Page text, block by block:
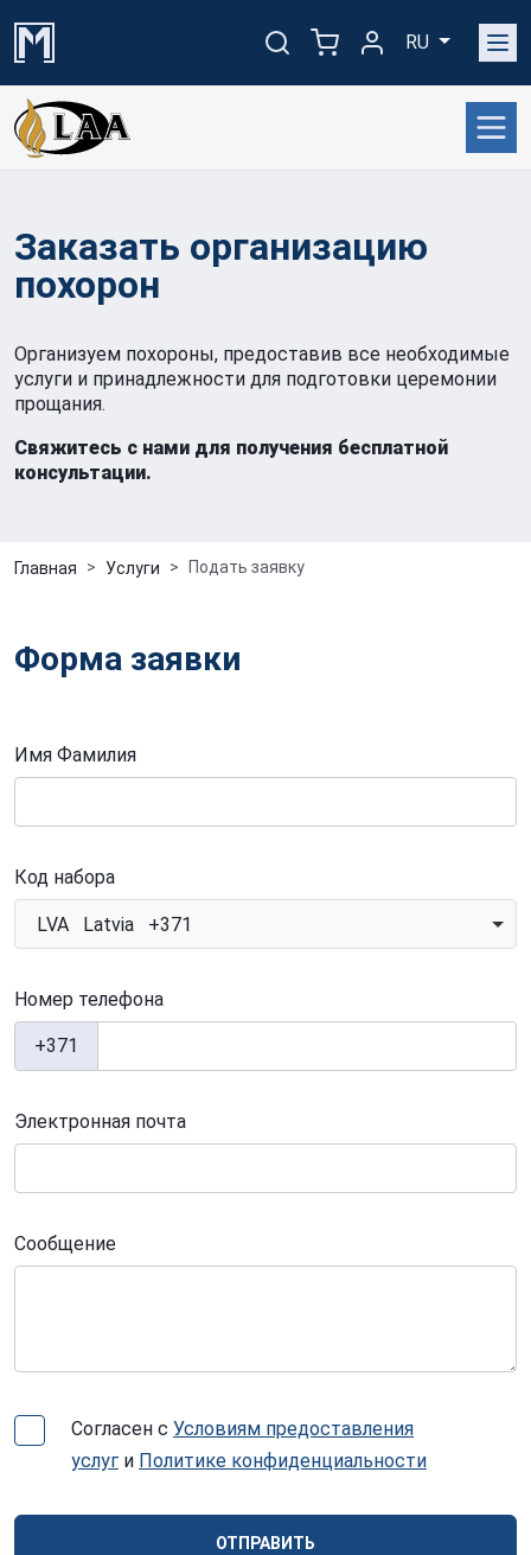
RU
Заказать организацию
похорон
Организуем похороны, предоставив все необходимые
услуги и принадлежности для подготовки церемонии
прощания.
Свяжитесь с нами для получения бесплатной
консультации.
Главная Услуги Подать заявку
Форма заявки
Имя Фамилия
Код набора
LVA Latvia +371
Номер телефона
+371
Электронная почта
Сообщение
Согласен с Условиям предоставления
услуг и Политике конфиденциальности
ОТПРАВИТЬ